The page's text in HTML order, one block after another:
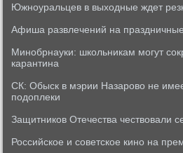
Южноуральцев в выходные ждет
Афиша развлечений на
Минобрнауки: школьникам могут
карантина
СК: Обыск в мэрии Назарово не
подоплеки
Защитников Отечества чествовали
Российское и советское кино на